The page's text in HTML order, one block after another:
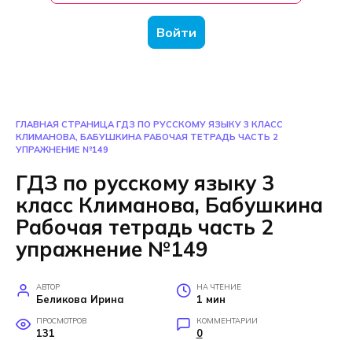
Войти
ГЛАВНАЯ СТРАНИЦА ГДЗ ПО РУССКОМУ ЯЗЫКУ 3 КЛАСС
КЛИМАНОВА, БАБУШКИНА РАБОЧАЯ ТЕТРАДЬ ЧАСТЬ 2
УПРАЖНЕНИЕ №149
ГДЗ по русскому языку 3
класс Климанова, Бабушкина
Рабочая тетрадь часть 2
упражнение №149
АВТОР
Беликова Ирина
НА ЧТЕНИЕ
1 мин
ПРОСМОТРОВ
131
КОММЕНТАРИИ
0